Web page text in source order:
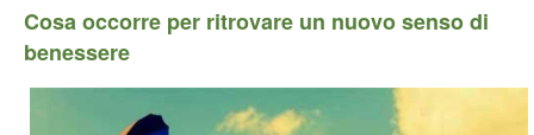
Cosa occorre per ritrovare un nuovo senso di
benessere